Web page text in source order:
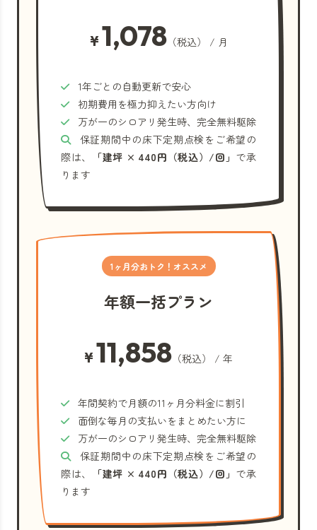
¥1,078（税込） / 月
1年ごとの自動更新で安心
初期費用を極力抑えたい方向け
万が一のシロアリ発生時、完全無料駆除
保証期間中の床下定期点検をご希望の
際は、
「建坪 × 440円（税込）/回」 で承
ります
1ヶ月分おトク！オススメ
年額一括プラン
¥11,858 （税込） / 年
年間契約で月額の11ヶ月分料金に割引
面倒な毎月の支払いをまとめたい方に
万が一のシロアリ発生時、完全無料駆除
保証期間中の床下定期点検をご希望の
際は、
「建坪 × 440円（税込）/回」 で承
ります